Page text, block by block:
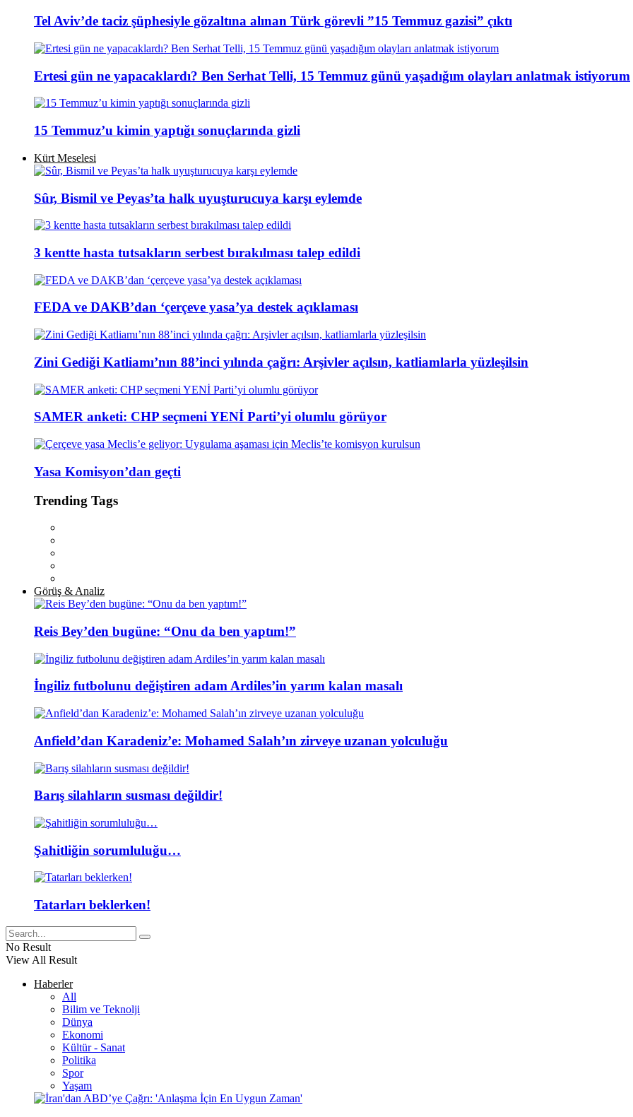
Tel Aviv’de taciz şüphesiyle gözaltına alınan Türk görevli ”15 Temmuz gazisi” çıktı
Ertesi gün ne yapacaklardı? Ben Serhat Telli, 15 Temmuz günü yaşadığım olayları anlatmak istiyorum
15 Temmuz’u kimin yaptığı sonuçlarında gizli
Kürt Meselesi
Sûr, Bismil ve Peyas’ta halk uyuşturucuya karşı eylemde
3 kentte hasta tutsakların serbest bırakılması talep edildi
FEDA ve DAKB’dan ‘çerçeve yasa’ya destek açıklaması
Zini Gediği Katliamı’nın 88’inci yılında çağrı: Arşivler açılsın, katliamlarla yüzleşilsin
SAMER anketi: CHP seçmeni YENİ Parti’yi olumlu görüyor
Yasa Komisyon’dan geçti
Trending Tags
Görüş & Analiz
Reis Bey’den bugüne: “Onu da ben yaptım!”
İngiliz futbolunu değiştiren adam Ardiles’in yarım kalan masalı
Anfield’dan Karadeniz’e: Mohamed Salah’ın zirveye uzanan yolculuğu
Barış silahların susması değildir!
Şahitliğin sorumluluğu…
Tatarları beklerken!
No Result
View All Result
Haberler
All
Bilim ve Teknolji
Dünya
Ekonomi
Kültür - Sanat
Politika
Spor
Yaşam